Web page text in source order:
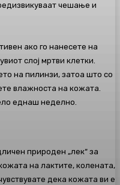
чешање и
ако го нанесете на
слој мртви клетки.
на пилинзи, затоа што со
влажноста на кожата.
еднаш неделно.
природен „лек“ за
на лактите, колената,
дека кожата ви е